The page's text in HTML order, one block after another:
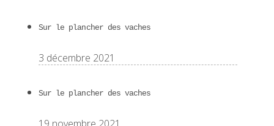
Sur le plancher des vaches
3 décembre 2021
Sur le plancher des vaches